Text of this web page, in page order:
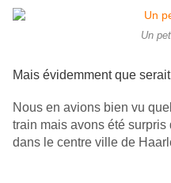
Un
Mais évidemment que
Nous en avions bien vu
train mais avons été
dans le centre ville de